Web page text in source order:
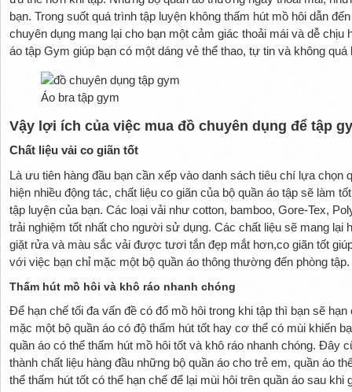
bạn. Trong suốt quá trình tập luyện không thấm hút mồ hôi dẫn
chuyên dụng mang lại cho bạn một cảm giác thoải mái và dễ
áo tập Gym giúp bạn có một dáng vẻ thể thao, tự tin và không quá
Áo bra tập gym
Vậy lợi ích của việc mua đồ chuyên dụng để tập
Chất liệu vải co giãn tốt
Là ưu tiên hàng đầu bạn cần xếp vào danh sách tiêu chí lựa chọn
hiện nhiều động tác, chất liệu co giãn của bộ quần áo tập sẽ làm
tập luyện của bạn. Các loại vải như cotton, bamboo, Gore-Tex,
trải nghiệm tốt nhất cho người sử dụng. Các chất liệu sẽ mang lại
giặt rửa và màu sắc vải được tươi tắn đẹp mắt hơn,co giãn tốt
với việc bạn chỉ mặc một bộ quần áo thông thường đến phòng tập.
Thấm hút mồ hôi và khô ráo nhanh chóng
Để hạn chế tối đa vấn đề có đổ mồ hôi trong khi tập thì bạn sẽ
mặc một bộ quần áo có độ thấm hút tốt hay cơ thể có mùi khiến
quần áo có thể thấm hút mồ hôi tốt và khô ráo nhanh chóng. Đây
thành chất liệu hàng đầu những bộ quần áo cho trẻ em, quần áo
thể thấm hút tốt có thể hạn chế để lại mùi hôi trên quần áo sau khi